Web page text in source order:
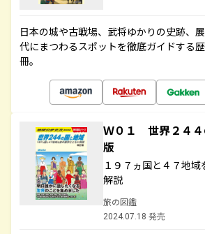
日本の城や古戦場、武将ゆかりの史跡、
代にまつわるスポットを徹底ガイドする
冊。
Ｗ０１ 世界２４
版
１９７ヵ国と４７地
解説
旅の図鑑
2024.07.18 発売